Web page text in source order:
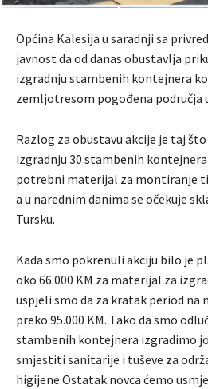
Općina Kalesija u saradnji sa
javnost da od danas obustavlja
izgradnju stambenih kontejnera
zemljotresom pogođena područja
Razlog za obustavu akcije je taj
izgradnju 30 stambenih
potrebni materijal za montiranje
a u narednim danima se očekuje
Tursku.
Kada smo pokrenuli akciju bilo je
oko 66.000 KM za materijal za
uspjeli smo da za kratak period na
preko 95.000 KM. Tako da smo
stambenih kontejnera izgradimo
smjestiti sanitarije i tuševe za
higijene.Ostatak novca ćemo